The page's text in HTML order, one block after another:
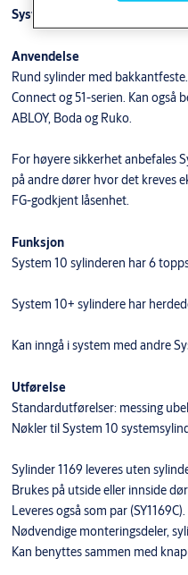
System 10+ s-rund sylinder
Anvendelse
Rund sylinder med
Connect og 51-serien. Kan også
ABLOY, Boda og Ruko.
For høyere sikkerhet anbefales
på andre dører hvor det kreves
FG-godkjent låsenhet.
Funksjon
System 10 sylinderen har 6
System 10+ sylindere har
Kan inngå i system med andre
Utførelse
Standardutførelser: messing
Nøkler til System 10
Sylinder 1169 leveres uten
Brukes på utside eller innside
Leveres også som par (SY1169C).
Nødvendige monteringsdeler,
Kan benyttes sammen med